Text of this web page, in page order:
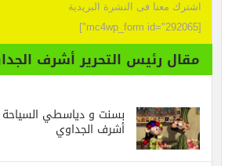
اشترك معنا فى النشرة البريدية
مقال رئيس التحرير أشرف الجداوي
بسنت و دياسطي السياحة ..! بقلم
أشرف الجداوي